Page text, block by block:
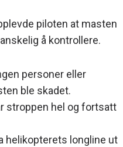
piloten at masten
å kontrollere.
personer eller
ble skadet.
stroppen hel og fortsatt
helikopterets longline ut